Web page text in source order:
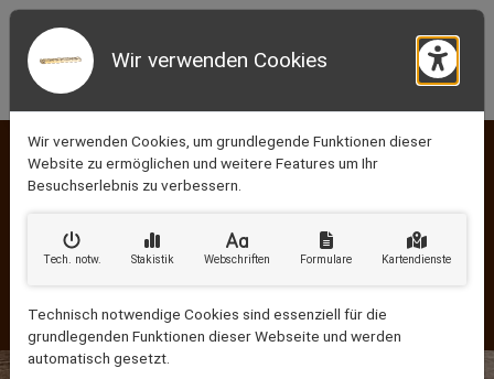
KONTAKTINFORMATIONEN
Rufen Sie uns an:
0151 50 60 35 92
info@bruell-handwerk.de
52152 Simmerath
Wir verwenden Cookies
Wir verwenden Cookies, um grundlegende Funktionen dieser
Website zu ermöglichen und weitere Features um Ihr
Besuchserlebnis zu verbessern.
Tech. notw. Stakistik Webschriften Formulare Kartendienste
Technisch notwendige Cookies sind essenziell für die
grundlegenden Funktionen dieser Webseite und werden
automatisch gesetzt.